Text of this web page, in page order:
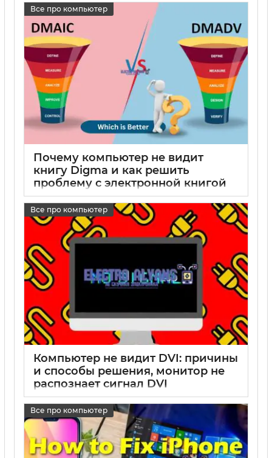
Все про компьютер
Почему компьютер не видит
книгу Digma и как решить
проблему с электронной книгой
Digma
17 05 2025 0
Все про компьютер
Компьютер не видит DVI: причины
и способы решения, монитор не
распознает сигнал DVI
Все про компьютер